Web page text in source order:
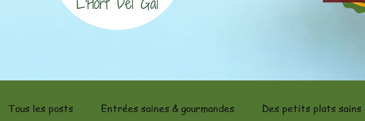
Tous les posts Entrées saines & gourmandes Des petits plats sains